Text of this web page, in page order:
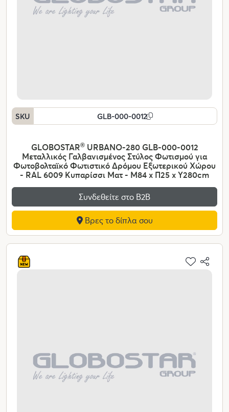
SKU GLB-000-0012
GLOBOSTAR®URBANO-280 GLB-000-0012
Μεταλλικός Γαλβανισμένος Στύλος Φωτισμού για
Φωτοβολταϊκό Φωτιστικό Δρόμου Εξωτερικού Χώρου
- RAL 6009 Κυπαρίσσι Ματ - Μ84 x Π25 x Υ280cm
Συνδεθείτε στο Β2Β
Βρες το δίπλα σου